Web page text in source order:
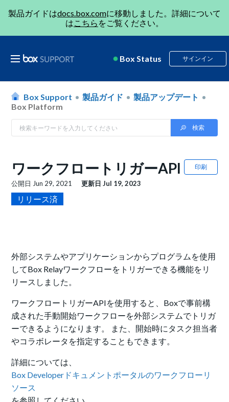
製品ガイドはdocs.box.comに移動しました。詳細について
はこちら をご覧ください。
Box Status サインイン
Box Support 製品ガイド
製品アップデート
Box Platform
印刷
ワークフロートリガーAPI
公開日 Jun 29, 2021 更新日Jul 19, 2023
リリース済
外部システムやアプリケーションからプログラムを使用
してBox Relayワークフローをトリガーできる機能をリ
リースしました。
ワークフロートリガーAPIを使用すると、Boxで事前構
成された手動開始ワークフローを外部システムでトリガ
ーできるようになります。 また、開始時にタスク担当者
やコラボレータを指定することもできます。
詳細については、
Box Developerドキュメントポータルのワークフローリ
ソース